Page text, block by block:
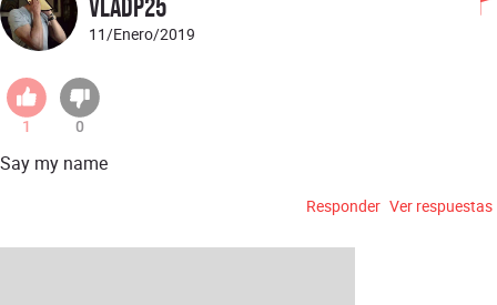
vladp25
11/Enero/2019
1 0
Say my name
Responder Ver respuestas